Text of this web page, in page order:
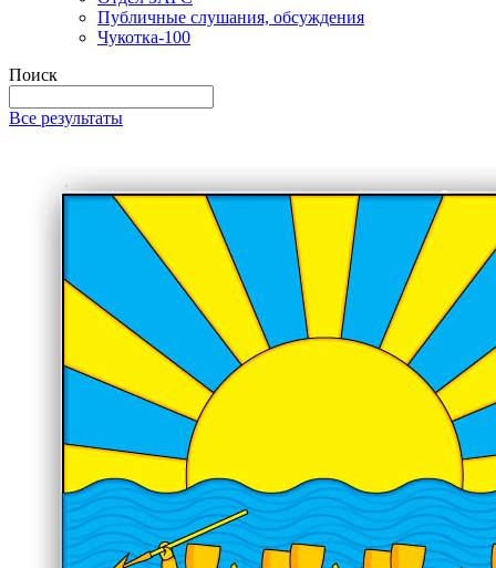
Публичные слушания, обсуждения
Чукотка-100
Поиск
Все результаты